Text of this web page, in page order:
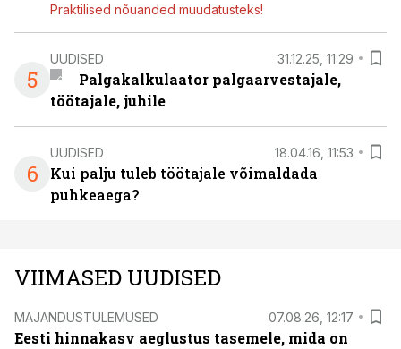
Praktilised nõuanded muudatusteks!
5
UUDISED 31.12.25, 11:29
Palgakalkulaator palgaarvestajale,
töötajale, juhile
6
UUDISED 18.04.16, 11:53
Kui palju tuleb töötajale võimaldada
puhkeaega?
VIIMASED UUDISED
MAJANDUSTULEMUSED 07.08.26, 12:17
Eesti hinnakasv aeglustus tasemele, mida on